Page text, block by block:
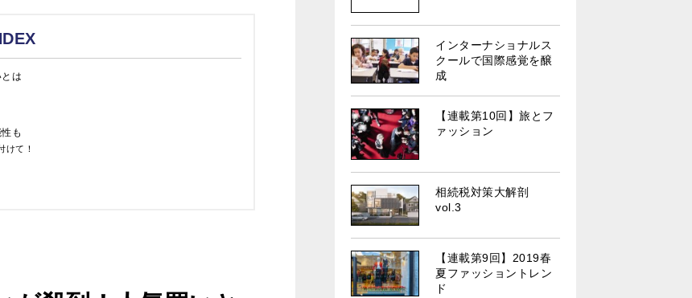
は
も
けて！
インターナショナルス
クールで国際感覚を醸
成
【連載第10回】旅とフ
ァッション
相続税対策大解剖
vol.3
【連載第9回】2019春
夏ファッショントレン
ド